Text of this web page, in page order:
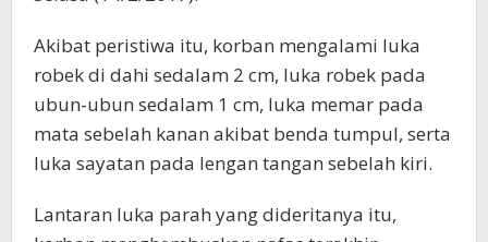
‪Akibat peristiwa itu, korban mengalami luka
robek di dahi sedalam 2 cm, luka robek pada
ubun-ubun sedalam 1 cm, luka memar pada
mata sebelah kanan akibat benda tumpul, serta
luka sayatan pada lengan tangan sebelah kiri.
‪Lantaran luka parah yang dideritanya itu,